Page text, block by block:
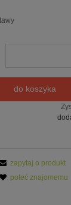
do koszyka
zapytaj o produkt
poleć znajomemu